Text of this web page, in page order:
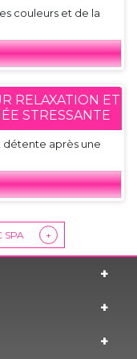
couleurs et de la
RELAXATION ET
STRESSANTE
détente après une
SPA +